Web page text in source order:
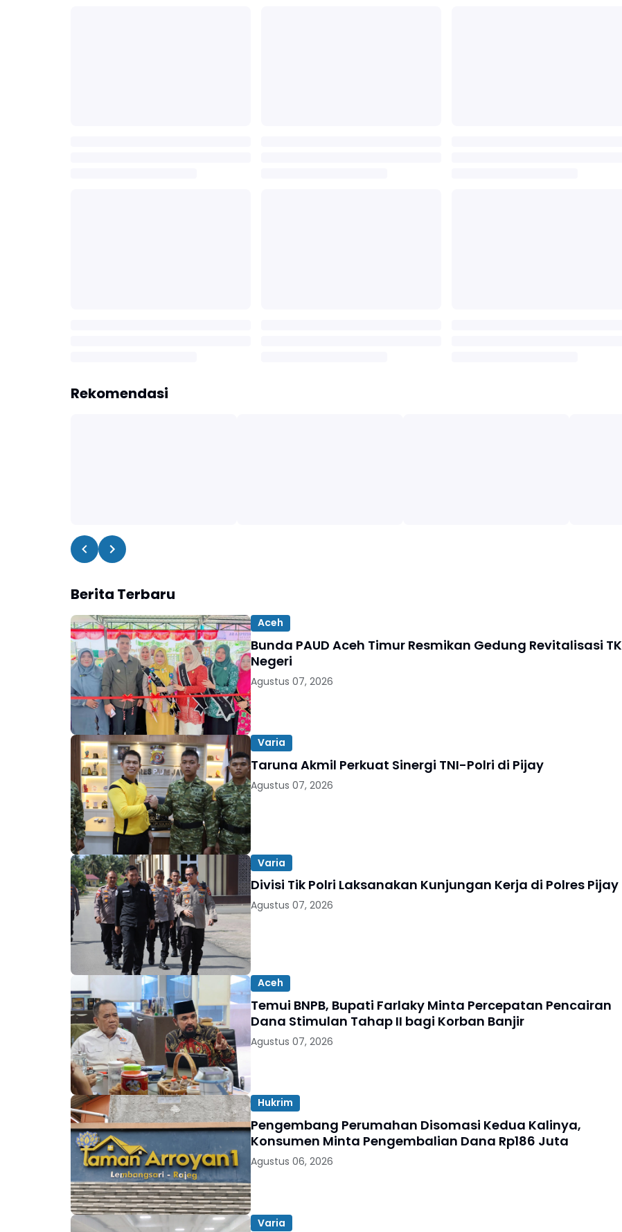
Rekomendasi
Berita Terbaru
Aceh
Bunda PAUD Aceh Timur Resmikan Gedung Revitalisasi TK
Negeri
Agustus 07, 2026
Varia
Taruna Akmil Perkuat Sinergi TNI-Polri di Pijay
Agustus 07, 2026
Varia
Divisi Tik Polri Laksanakan Kunjungan Kerja di Polres Pijay
Agustus 07, 2026
Aceh
Temui BNPB, Bupati Farlaky Minta Percepatan Pencairan
Dana Stimulan Tahap II bagi Korban Banjir
Agustus 07, 2026
Hukrim
Pengembang Perumahan Disomasi Kedua Kalinya,
Konsumen Minta Pengembalian Dana Rp186 Juta
Agustus 06, 2026
Varia